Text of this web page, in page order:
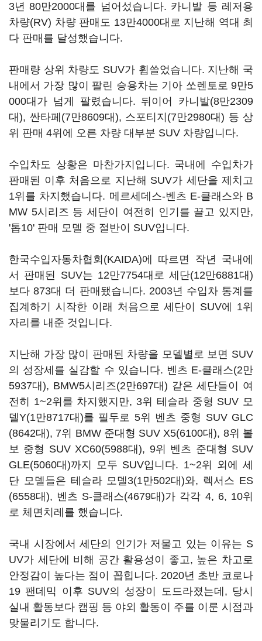
3년 80만2000대를 넘어섰습니다. 카니발 등 레저용
차량(RV) 차량 판매도 13만4000대로 지난해 역대 최
다 판매를 달성했습니다.
판매량 상위 차량도 SUV가 휩쓸었습니다. 지난해 국
내에서 가장 많이 팔린 승용차는 기아 쏘렌토로 9만5
000대가 넘게 팔렸습니다. 뒤이어 카니발(8만2309
대), 싼타페(7만8609대), 스포티지(7만2980대) 등 상
위 판매 4위에 오른 차량 대부분 SUV 차량입니다.
수입차도 상황은 마찬가지입니다. 국내에 수입차가
판매된 이후 처음으로 지난해 SUV가 세단을 제치고
1위를 차지했습니다. 메르세데스-벤츠 E-클래스와 B
MW 5시리즈 등 세단이 여전히 인기를 끌고 있지만,
'톱10' 판매 모델 중 절반이 SUV입니다.
한국수입자동차협회(KAIDA)에 따르면 작년 국내에
서 판매된 SUV는 12만7754대로 세단(12만6881대)
보다 873대 더 판매됐습니다. 2003년 수입차 통계를
집계하기 시작한 이래 처음으로 세단이 SUV에 1위
자리를 내준 것입니다.
지난해 가장 많이 판매된 차량을 모델별로 보면 SUV
의 성장세를 실감할 수 있습니다. 벤츠 E-클래스(2만
5937대), BMW5시리즈(2만697대) 같은 세단들이 여
전히 1~2위를 차지했지만, 3위 테슬라 중형 SUV 모
델Y(1만8717대)를 필두로 5위 벤츠 중형 SUV GLC
(8642대), 7위 BMW 준대형 SUV X5(6100대), 8위 볼
보 중형 SUV XC60(5988대), 9위 벤츠 준대형 SUV
GLE(5060대)까지 모두 SUV입니다. 1~2위 외에 세
단 모델들은 테슬라 모델3(1만502대)와, 렉서스 ES
(6558대), 벤츠 S-클래스(4679대)가 각각 4, 6, 10위
로 체면치레를 했습니다.
국내 시장에서 세단의 인기가 저물고 있는 이유는 S
UV가 세단에 비해 공간 활용성이 좋고, 높은 차고로
안정감이 높다는 점이 꼽힙니다. 2020년 초반 코로나
19 팬데믹 이후 SUV의 성장이 도드라졌는데, 당시
실내 활동보다 캠핑 등 야외 활동이 주를 이룬 시점과
맞물리기도 합니다.